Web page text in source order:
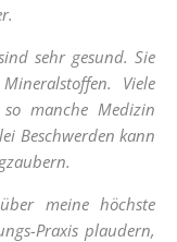
sehr gesund. Sie
Viele
manche Medizin
Beschwerden kann
meine höchste
Praxis plaudern,